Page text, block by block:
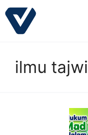
Langsung
ke
ilmu